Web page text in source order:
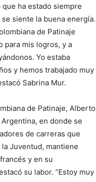
ha estado siempre
siente la buena energía.
de Patinaje
para mis logros, y a
Yo estaba
y hemos trabajado muy
Sabrina Mur.
de Patinaje, Alberto
en donde se
de carreras que
Juventud, mantiene
y en su
su labor. “Estoy muy